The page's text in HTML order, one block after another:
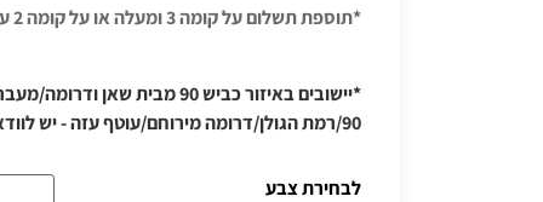
*תוספת תשלום על קומה 3 ומעלה או על קומה 2 על עמודים אם אין מעלית
*יישובים באיזור כביש 90 מבית
90/רמת הגולן/דרומה מירוחם/עוטף עזה - יש לוודא תוספת הובלה טלפונית
לבחירת צבע